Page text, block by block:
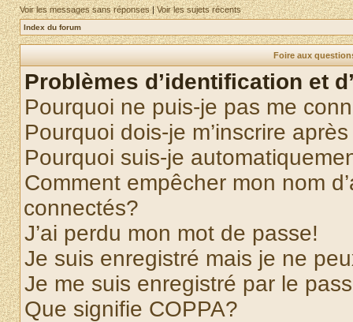
Voir les messages sans réponses|Voir les sujets récents
Index du forum
Foire aux
Problèmes d’identification et
Pourquoi ne puis-je pas me
Pourquoi dois-je m’inscrire
Pourquoi suis-je
Comment empêcher mon nom
connectés?
J’ai perdu mon mot de passe!
Je suis enregistré mais je ne
Je me suis enregistré par le
Que signifie COPPA?